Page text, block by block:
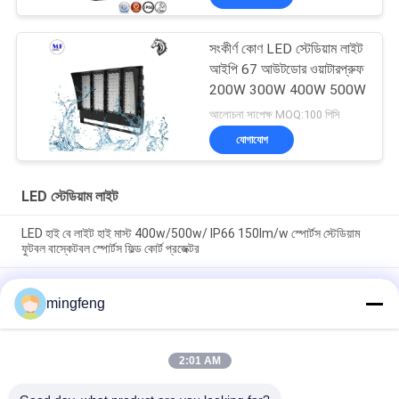
সংকীর্ণ কোণ LED স্টেডিয়াম লাইট
আইপি 67 আউটডোর ওয়াটারপ্রুফ
200W 300W 400W 500W
আলোচনা সাপেক্ষ MOQ:100 পিসি
যোগাযোগ
LED স্টেডিয়াম লাইট
LED হাই বে লাইট হাই মাস্ট 400w/500w/ IP66 150lm/w স্পোর্টস স্টেডিয়াম
ফুটবল বাস্কেটবল স্পোর্টস ফিল্ড কোর্ট প্রজেক্টর
আইপি 66 আবহাওয়া প্রতিরোধী এলইডি ফ্লাড লাইট উচ্চ শক্তি 400W-1800W নির্মাণ
সাইটের জন্য ব্রিজ পোর্ট ডক সাইন
mingfeng
2:01 AM